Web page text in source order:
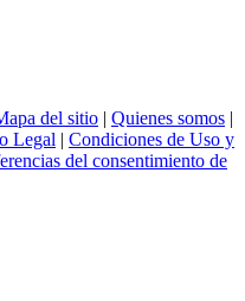
del sitio | Quienes somos |
Legal | Condiciones de Uso y
del consentimiento de